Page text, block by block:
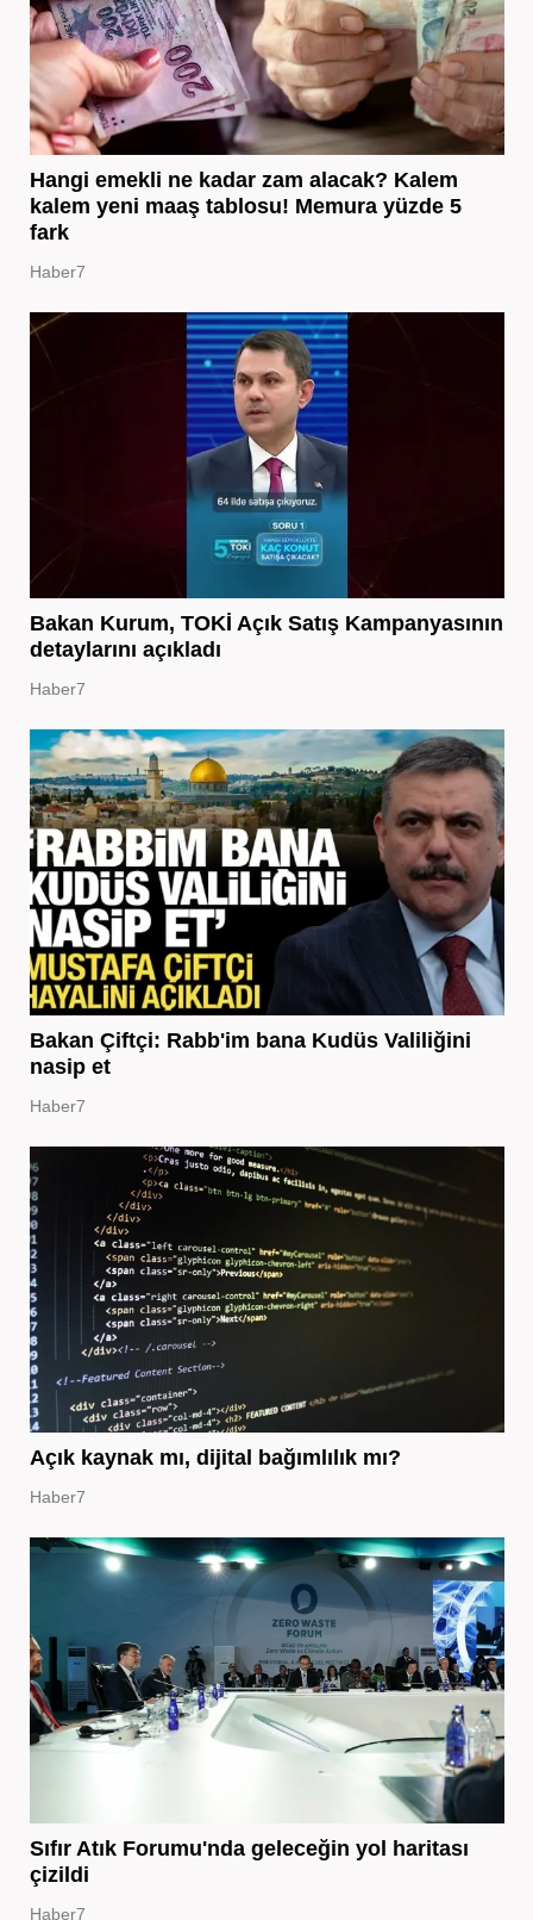
Hangi emekli ne kadar zam alacak? Kalem
kalem yeni maaş tablosu! Memura yüzde 5
fark
Haber7
Bakan Kurum, TOKİ Açık Satış Kampanyasının
detaylarını açıkladı
Haber7
Bakan Çiftçi: Rabb'im bana Kudüs Valiliğini
nasip et
Haber7
Açık kaynak mı, dijital bağımlılık mı?
Haber7
Sıfır Atık Forumu'nda geleceğin yol haritası
çizildi
Haber7